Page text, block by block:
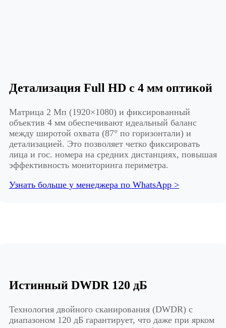
Детализация Full HD с 4 мм оптикой
Матрица 2 Мп (1920×1080) и фиксированный
объектив 4 мм обеспечивают идеальный баланс
между широтой охвата (87° по горизонтали) и
детализацией. Это позволяет четко фиксировать
лица и гос. номера на средних дистанциях, повышая
эффективность мониторинга периметра.
Узнать больше у менеджера по WhatsApp >
Истинный DWDR 120 дБ
Технология двойного сканирования (DWDR) с
диапазоном 120 дБ гарантирует, что даже при ярком